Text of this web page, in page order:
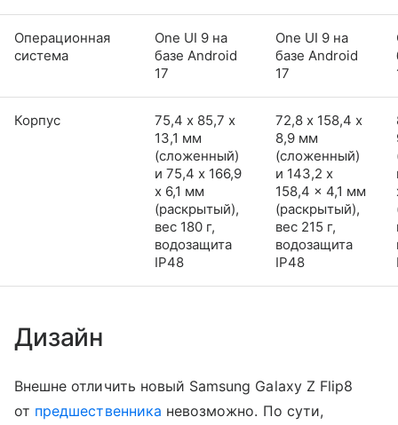
Операционная
система
One UI 9 на
базе Android
17
One UI 9 на
базе Android
17
Корпус
75,4 х 85,7 х
13,1 мм
(сложенный)
и 75,4 x 166,9
x 6,1 мм
(раскрытый),
вес 180 г,
водозащита
IP48
72,8 х 158,4 х
8,9 мм
(сложенный)
и 143,2 x
158,4 x 4,1 мм
(раскрытый),
вес 215 г,
водозащита
IP48
Дизайн
Внешне отличить новый Samsung Galaxy Z Flip8
от предшественника невозможно. По сути,